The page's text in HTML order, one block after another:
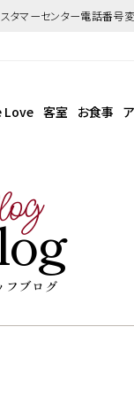
スタマーセンター電話番
Love 客室 お食事
フブログ